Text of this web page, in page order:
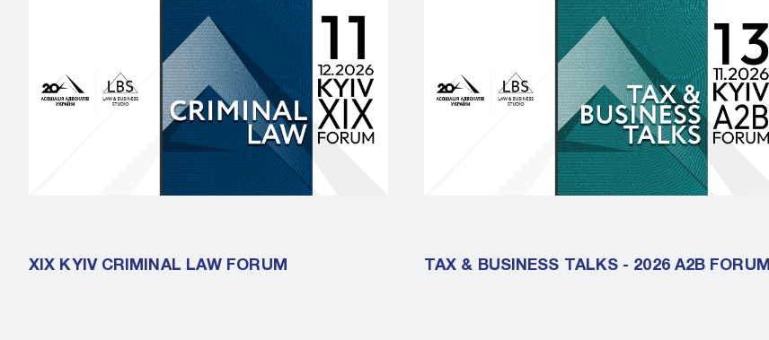
XIX KYIV CRIMINAL LAW FORUM TAX & BUSINESS TALKS - 2026 A2B FORUM